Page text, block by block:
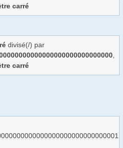
carré
divisé(/) par
,
carré